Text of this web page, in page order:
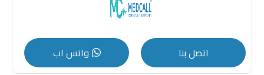
اتصل بنا واتس اب